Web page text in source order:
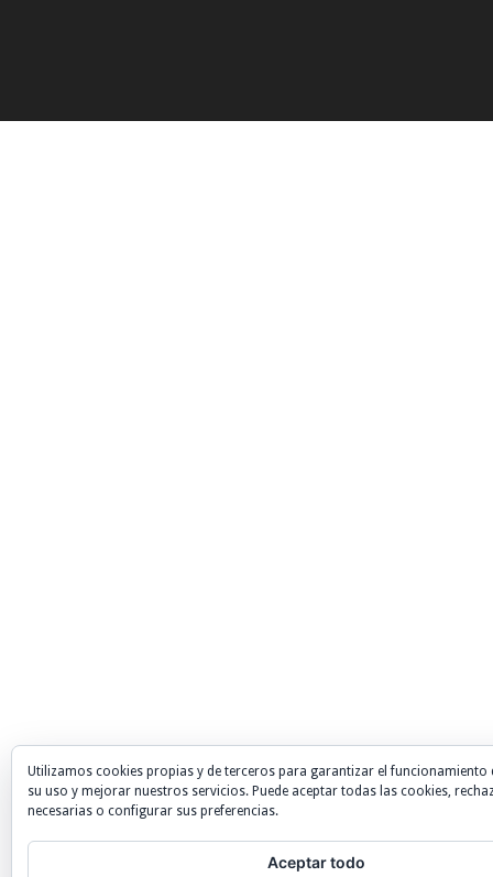
Utilizamos cookies propias y de terceros para garantizar el funcionamiento
su uso y mejorar nuestros servicios. Puede aceptar todas las cookies,
necesarias o configurar sus preferencias.
Aceptar todo